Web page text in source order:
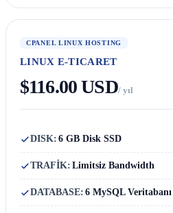
CPANEL LINUX HOSTING
LINUX E-TICARET
$116.00 USD/ yıl
DISK: 6 GB Disk SSD
TRAFİK: Limitsiz Bandwidth
DATABASE: 6 MySQL Veritabanı